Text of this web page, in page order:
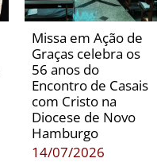
Missa em Ação de
Graças celebra os
56 anos do
Encontro de Casais
com Cristo na
Diocese de Novo
Hamburgo
14/07/2026